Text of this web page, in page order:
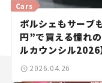
Cars
ポルシェもサーブ
円”で買える憧れ
ルカウンシル2026
2026.04.26